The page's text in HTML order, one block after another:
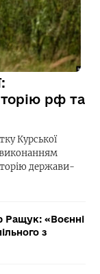
рф та
Курської
виконанням
держави-
Ращук: «Воєнні
з